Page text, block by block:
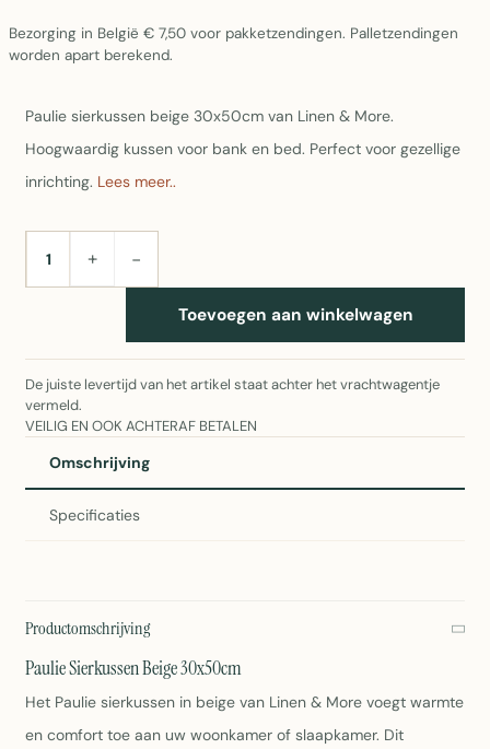
Bezorging in België € 7,50 voor pakketzendingen. Palletzendingen
worden apart berekend.
Paulie sierkussen beige 30x50cm van Linen & More.
Hoogwaardig kussen voor bank en bed. Perfect voor gezellige
inrichting. Lees meer..
AANTAL+ −
Toevoegen aan winkelwagen
De juiste levertijd van het artikel staat achter het vrachtwagentje
vermeld.
VEILIG EN OOK ACHTERAF BETALEN
Omschrijving
Specificaties
Productomschrijving
Paulie Sierkussen Beige 30x50cm
Het Paulie sierkussen in beige van Linen & More voegt warmte
en comfort toe aan uw woonkamer of slaapkamer. Dit